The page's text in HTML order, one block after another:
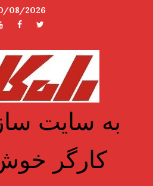
08/2026
توئیتر
به سایت
کارگر